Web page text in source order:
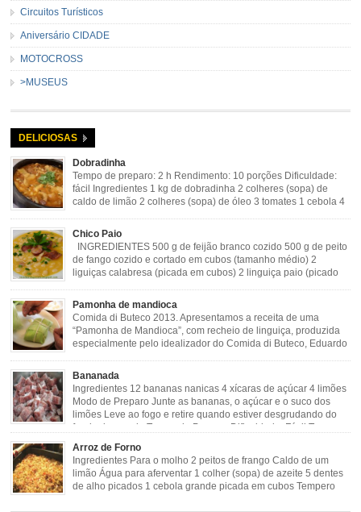
Circuitos Turísticos
Aniversário CIDADE
MOTOCROSS
>MUSEUS
DELICIOSAS
Dobradinha
Tempo de preparo: 2 h Rendimento: 10 porções Dificuldade:
fácil Ingredientes 1 kg de dobradinha 2 colheres (sopa) de
caldo de limão 2 colheres (sopa) de óleo 3 tomates 1 cebola 4
gosto Modo de Preparo: Lavar muito bem a dobradinha com limão. Deixar de
molho […]
Chico Paio
INGREDIENTES 500 g de feijão branco cozido 500 g de peito
de fango cozido e cortado em cubos (tamanho médio) 2
liguiças calabresa (picada em cubos) 2 linguiça paio (picado
verde 2 dentes de alho amassado 3 colheres de óleo 2 […]
Pamonha de mandioca
Comida di Buteco 2013. Apresentamos a receita de uma
“Pamonha de Mandioca”, com recheio de linguiça, produzida
especialmente pelo idealizador do Comida di Buteco, Eduardo
cebola picadinha 100gr de mandioca crua ralada e espremida 1 colher café
de manteiga 35ml de leite Palha de milho verde 1 […]
Bananada
Ingredientes 12 bananas nanicas 4 xícaras de açúcar 4 limões
Modo de Preparo Junte as bananas, o açúcar e o suco dos
limões Leve ao fogo e retire quando estiver desgrudando do
fundo da panela Tempo de Preparo Dificuldade: Fácil Tempo
de Preparo: 40 minutos http://eusoumineirouaiso.com.br/culinaria-
mineira/bananada#tempo-de-preparo
Arroz de Forno
Ingredientes Para o molho 2 peitos de frango Caldo de um
limão Água para aferventar 1 colher (sopa) de azeite 5 dentes
de alho picados 1 cebola grande picada em cubos Tempero